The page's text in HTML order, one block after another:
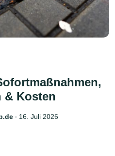
& Kosten
‧ 16. Juli 2026